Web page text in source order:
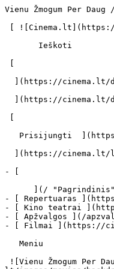
Vienu Žmogum Per Daug / L'uomo in più (2001) | Filmo online info - cinema.lt                            Ieškoti     

 [ ![Cinema.lt](https://cinema.lt/images/logo.svg) ![Cinema.lt](https://cinema.lt/images/favicon.svg) ](https://cinema.lt "Cinema.lt")

       Ieškoti     

 [  

  ](https://cinema.lt/dashboard/saved-movies) [  

  ](https://cinema.lt/dashboard/saved-movies)

 [  

   Prisijungti  ](https://cinema.lt/login) [  

  ](https://cinema.lt/login) 

- [  

      ](/ "Pagrindinis")
- [ Repertuaras ](https://cinema.lt/repertuaras "Repertuaras")
- [ Kino teatrai ](https://cinema.lt/kino-teatrai "Kino teatrai")
- [ Apžvalgos ](/apzvalgos "Apžvalgos")
- [ Filmai ](https://cinema.lt/filmai "Filmai")

   Meniu   

 ![Vienu Žmogum Per Daug filmo online nuotraukos](https://s3.eu-central-1.amazonaws.com/cinema-lt/images/movies/backdrop/56a4549c8daeae37821a4d5f965b6465/c/oxTuLX9OuQUgZKHG-lg.jpg)

 1. [ 

      cinema.lt  ](/)
2. [  Filmai  ](https://cinema.lt/filmai)
3. Vienu Žmogum Per Daug

   ![](https://cinema.lt/images/bookmarks/bookmark.svg)   

 [    ![Vienu Žmogum Per Daug filmo online nuotraukos](https://s3.eu-central-1.amazonaws.com/cinema-lt/images/movies/poster/bbc91d8a8e64c2f9bab243077f074ae7/c/BoiuBh9cqCaG0iGk-2xl.webp)  ](https://s3.eu-central-1.amazonaws.com/cinema-lt/images/movies/poster/bbc91d8a8e64c2f9bab243077f074ae7/c/BoiuBh9cqCaG0iGk-full.jpg) 

   ![](https://cinema.lt/images/bookmarks/bookmark.svg)   

 [    ![Vienu Žmogum Per Daug filmo online nuotraukos](https://s3.eu-central-1.amazonaws.com/cinema-lt/images/movies/poster/bbc91d8a8e64c2f9bab243077f074ae7/c/BoiuBh9cqCaG0iGk-2xl.webp)  ](https://s3.eu-central-1.amazonaws.com/cinema-lt/images/movies/poster/bbc91d8a8e64c2f9bab243077f074ae7/c/BoiuBh9cqCaG0iGk-full.jpg) 

Vienu Žmogum Per Daug L'uomo in più L'uomo In Più 
==================================================

 [ Drama ](https://cinema.lt/zanrai/dramos